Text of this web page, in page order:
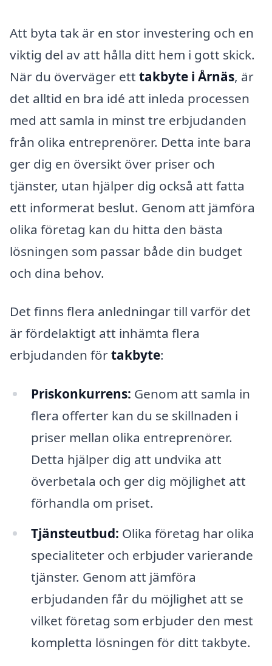
Att byta tak är en stor investering och en
viktig del av att hålla ditt hem i gott skick.
När du överväger ett takbyte i Årnäs, är
det alltid en bra idé att inleda processen
med att samla in minst tre erbjudanden
från olika entreprenörer. Detta inte bara
ger dig en översikt över priser och
tjänster, utan hjälper dig också att fatta
ett informerat beslut. Genom att jämföra
olika företag kan du hitta den bästa
lösningen som passar både din budget
och dina behov.
Det finns flera anledningar till varför det
är fördelaktigt att inhämta flera
erbjudanden förtakbyte:
Priskonkurrens: Genom att samla in
flera offerter kan du se skillnaden i
priser mellan olika entreprenörer.
Detta hjälper dig att undvika att
överbetala och ger dig möjlighet att
förhandla om priset.
Tjänsteutbud: Olika företag har olika
specialiteter och erbjuder varierande
tjänster. Genom att jämföra
erbjudanden får du möjlighet att se
vilket företag som erbjuder den mest
kompletta lösningen för ditt takbyte.